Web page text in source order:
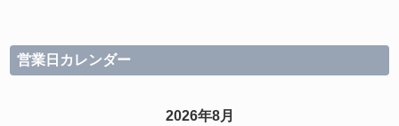
営業日カレンダー
2026年8月